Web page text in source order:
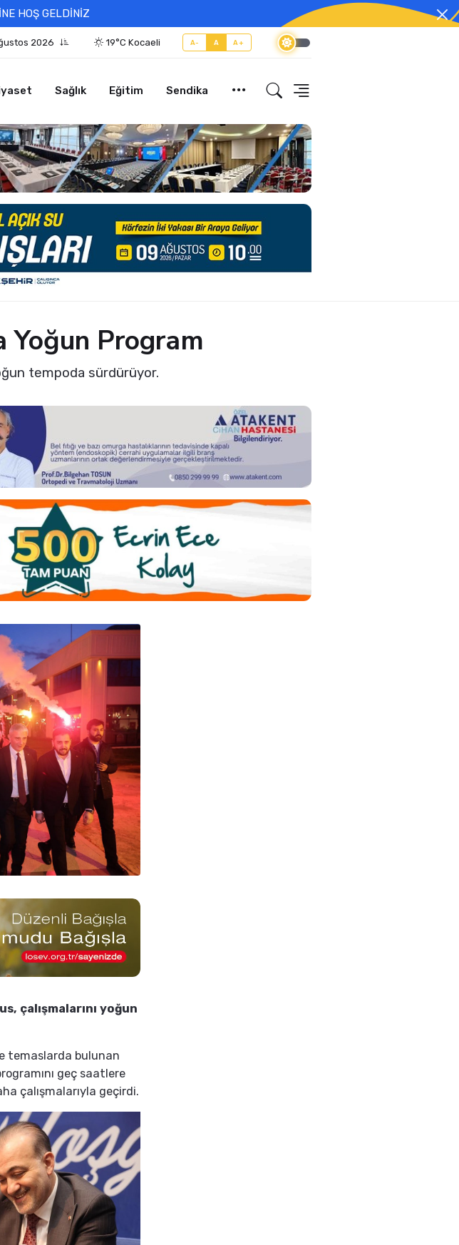
HOŞ GELDİNİZ
2026 19°C Kocaeli A- A A+
Sağlık Eğitim Sendika
Yoğun Program
tempoda sürdürüyor.
çalışmalarını yoğun
temaslarda bulunan
geç saatlere
çalışmalarıyla geçirdi.